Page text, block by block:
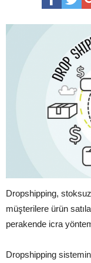
Dropshipping,
müşterilere ürün
perakende icra
Dropshipping